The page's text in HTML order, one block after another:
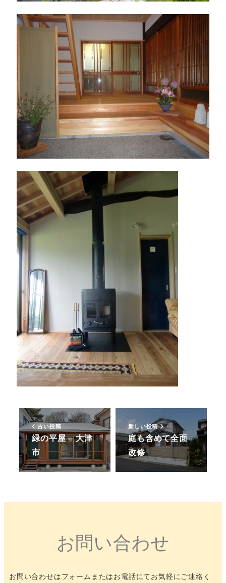
古い投稿
緑の平屋 – 大津
市
新しい投稿
庭も含めて全面
改修
お問い合わせ
お問い合わせはフォームまたはお電話にてお気軽にご連絡く